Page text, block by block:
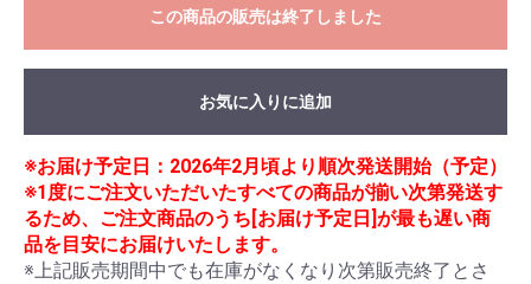
この商品の販売は終了しました
お気に入りに追加
※お届け予定日：2026年2月頃より順次発送開始（予定）
※1度にご注文いただいたすべての商品が揃い次第発送す
るため、ご注文商品のうち[お届け予定日]が最も遅い商
品を目安にお届けいたします。
※上記販売期間中でも在庫がなくなり次第販売終了とさ